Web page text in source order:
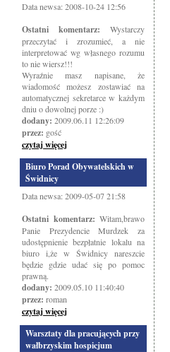
Data newsa: 2008-10-24 12:56
Ostatni komentarz: Wystarczy
przeczytać i zrozumieć, a nie
interpretować wg własnego rozumu
to nie wiersz!!!
Wyraźnie masz napisane, że
wiadomość możesz zostawiać na
automatycznej sekretarce w każdym
dniu o dowolnej porze :)
dodany: 2009.06.11 12:26:09
przez: gość
czytaj więcej
Biuro Porad Obywatelskich w
Świdnicy
Data newsa: 2009-05-07 21:58
Ostatni komentarz: Witam,brawo
Panie Prezydencie Murdzek za
udostępnienie bezpłatnie lokalu na
biuro i,że w Świdnicy nareszcie
będzie gdzie udać się po pomoc
prawną.
dodany: 2009.05.10 11:40:40
przez: roman
czytaj więcej
Warsztaty dla pracujących przy
wałbrzyskim hospicjum